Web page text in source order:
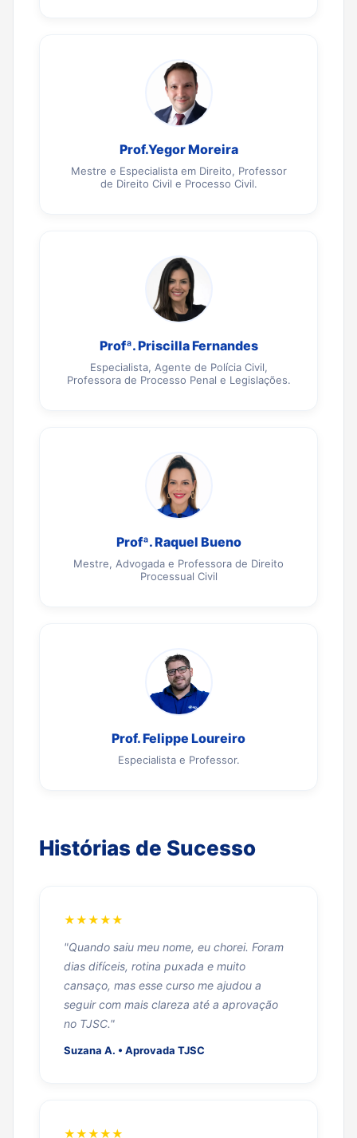
Prof.Yegor Moreira
Mestre e Especialista em Direito, Professor
de Direito Civil e Processo Civil.
Profª. Priscilla Fernandes
Especialista, Agente de Polícia Civil,
Professora de Processo Penal e Legislações.
Profª. Raquel Bueno
Mestre, Advogada e Professora de Direito
Processual Civil
Prof. Felippe Loureiro
Especialista e Professor.
Histórias de Sucesso
★★★★★
"Quando saiu meu nome, eu chorei. Foram
dias difíceis, rotina puxada e muito
cansaço, mas esse curso me ajudou a
seguir com mais clareza até a aprovação
no TJSC."
Suzana A. • Aprovada TJSC
★★★★★